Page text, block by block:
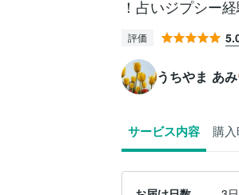
！占いジプシー
評価
うちやま あみ
サービス内容 購